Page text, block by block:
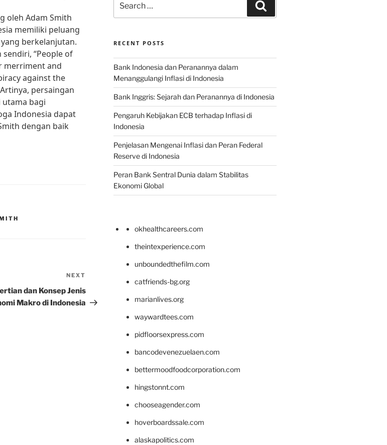
oleh Adam Smith
memiliki peluang
berkelanjutan.
“People of
merriment and
against the
persaingan
utama bagi
Indonesia dapat
dengan baik
Post
NEXT
dan Konsep Jenis
Makro di Indonesia
for:
RECENT POSTS
Bank Indonesia dan Peranannya dalam
Menanggulangi Inflasi di Indonesia
Bank Inggris: Sejarah dan Peranannya di Indonesia
Pengaruh Kebijakan ECB terhadap Inflasi di
Indonesia
Penjelasan Mengenai Inflasi dan Peran Federal
Reserve di Indonesia
Peran Bank Sentral Dunia dalam Stabilitas
Ekonomi Global
okhealthcareers.com
theintexperience.com
unboundedthefilm.com
catfriends-bg.org
marianlives.org
waywardtees.com
pidfloorsexpress.com
bancodevenezuelaen.com
bettermoodfoodcorporation.com
hingstonnt.com
chooseagender.com
hoverboardssale.com
alaskapolitics.com